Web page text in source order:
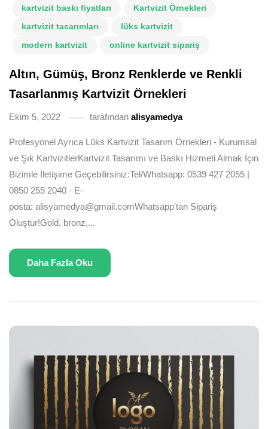
kartvizit baskı fiyatları
Kartvizit Örnekleri
kartvizit tasarımları
lüks kartvizit
modern kartvizit
online kartvizit sipariş
Altın, Gümüş, Bronz Renklerde ve Renkli
Tasarlanmış Kartvizit Örnekleri
Ekim 5, 2022 tarafından alisyamedya
Profesyonel Ayrıca Lüks Kartvizit Tasarım Örnekleri - Kurumsal
ve Şık KartvizitlerKartvizit Tasarımı ve Baskı Hizmeti Almak İçin
Bizimle İletişime Geçebilirsiniz:Tel/Whatsapp: 0539 427 2055 |
0850 255 2040 - E-
posta: alisyamedya@gmail.comWhatsapp'tan Sipariş
Oluştur!Gold, bronz,...
Daha Fazla Oku